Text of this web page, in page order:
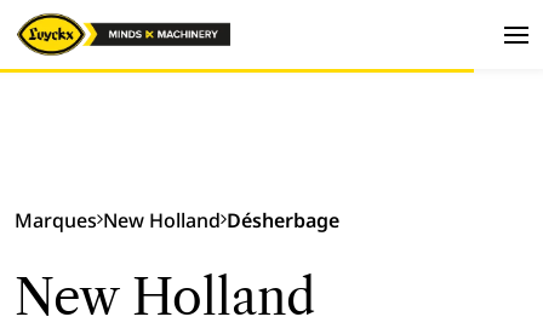
Marques New Holland Désherbage
New Holland